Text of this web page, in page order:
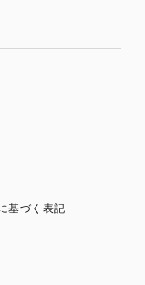
基づく表記